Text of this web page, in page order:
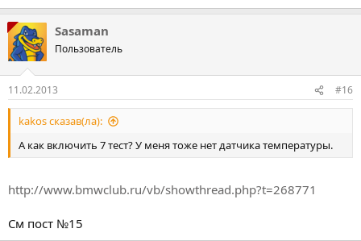
Sasaman
Пользователь
11.02.2013 #16
kakos сказав(ла):
А как включить 7 тест? У меня тоже нет датчика температуры.
http://www.bmwclub.ru/vb/showthread.php?t=268771
См пост №15